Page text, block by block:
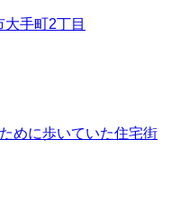
手町2丁目
めに歩いていた住宅街